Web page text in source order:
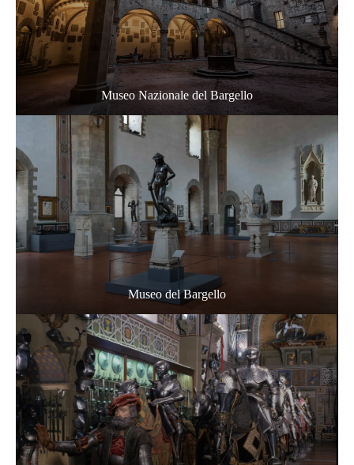
Museo Nazionale del Bargello
Museo del Bargello